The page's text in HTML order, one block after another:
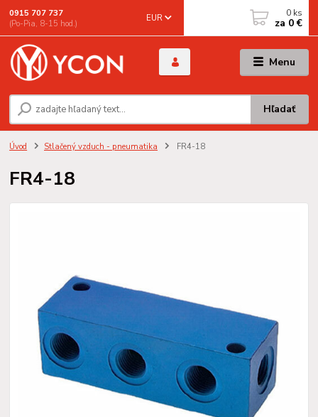
Menu
EUR
Hľadať
0915 707 737
(Po-Pia, 8-15 hod.)
0 ks
za 0 €
Úvod Stlačený vzduch - pneumatika FR4-18
FR4-18